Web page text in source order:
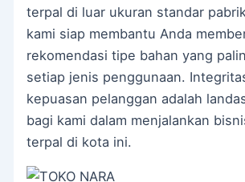
terpal di luar ukuran standar
kami siap membantu Anda
rekomendasi tipe bahan yang
setiap jenis penggunaan.
kepuasan pelanggan adalah
bagi kami dalam menjalankan
terpal di kota ini.